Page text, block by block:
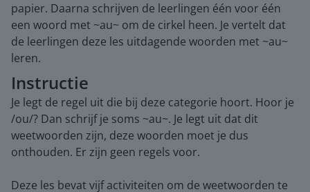
papier. Daarna schrijven de leerlingen één voor één
een woord met ~au~ om de cirkel heen. Je vertelt dat
de leerlingen deze les uitdagende woorden met ~au~
leren.
Instructie
Je legt de regel uit die bij deze categorie hoort. Hoor je
/ou/? Dan schrijf je soms ~au~. Je legt uit dat dit
weetwoorden zijn, deze woorden moet je dus
onthouden. Er zijn geen regels voor.
Deze les bevat vijf activiteiten om de weetwoorden te